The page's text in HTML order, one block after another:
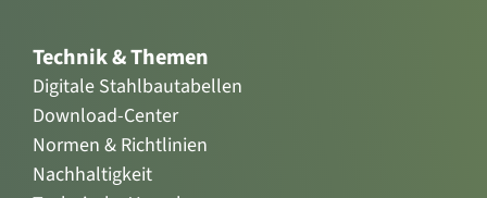
Technik & Themen
Digitale Stahlbautabellen
Download-Center
Normen & Richtlinien
Nachhaltigkeit